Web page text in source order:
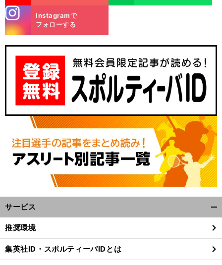
m
Instagramで
フォローする
サービス
閉
る
推奨環境
集英社ID・スポルティーバIDとは